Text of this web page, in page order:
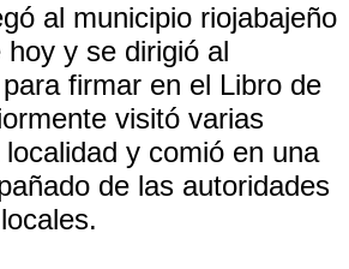
al municipio riojabajeño
y se dirigió al
firmar en el Libro de
visitó varias
y comió en una
de las autoridades